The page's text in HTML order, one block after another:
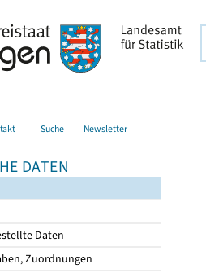
Suche Newsletter
DATEN
Daten
Zuordnungen